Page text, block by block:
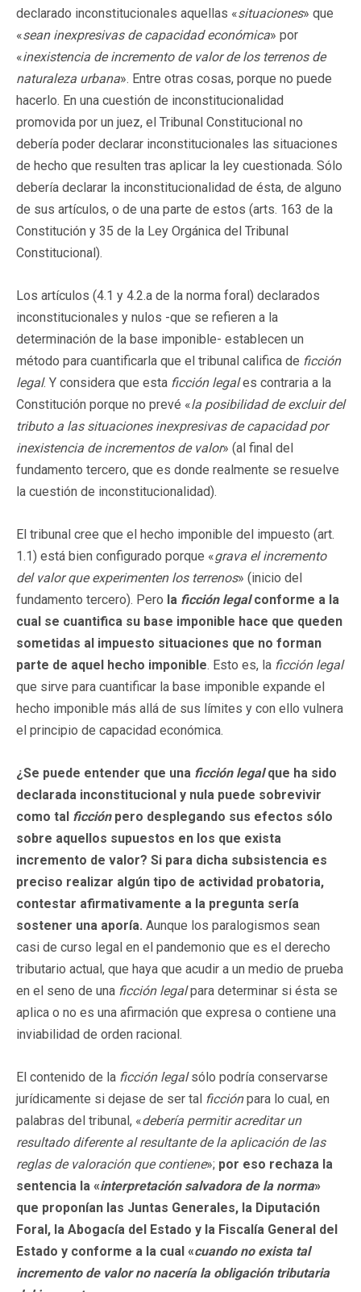
declarado inconstitucionales aquellas «situaciones» que
«sean inexpresivas de capacidad económica» por
«inexistencia de incremento de valor de los terrenos de
naturaleza urbana». Entre otras cosas, porque no puede
hacerlo. En una cuestión de inconstitucionalidad
promovida por un juez, el Tribunal Constitucional no
debería poder declarar inconstitucionales las situaciones
de hecho que resulten tras aplicar la ley cuestionada. Sólo
debería declarar la inconstitucionalidad de ésta, de alguno
de sus artículos, o de una parte de estos (arts. 163 de la
Constitución y 35 de la Ley Orgánica del Tribunal
Constitucional).
Los artículos (4.1 y 4.2.a de la norma foral) declarados
inconstitucionales y nulos -que se refieren a la
determinación de la base imponible- establecen un
método para cuantificarla que el tribunal califica de ficción
legal. Y considera que esta ficción legales contraria a la
Constitución porque no prevé «la posibilidad de excluir del
tributo a las situaciones inexpresivas de capacidad por
inexistencia de incrementos de valor» (al final del
fundamento tercero, que es donde realmente se resuelve
la cuestión de inconstitucionalidad).
El tribunal cree que el hecho imponible del impuesto (art.
1.1) está bien configurado porque «grava el incremento
del valor que experimenten los terrenos» (inicio del
fundamento tercero). Pero la ficción legalconforme a la
cual se cuantifica su base imponible hace que queden
sometidas al impuesto situaciones que no forman
parte de aquel hecho imponible. Esto es, la ficción legal
que sirve para cuantificar la base imponible expande el
hecho imponible más allá de sus límites y con ello vulnera
el principio de capacidad económica.
¿Se puede entender que una ficción legalque ha sido
declarada inconstitucional y nula puede sobrevivir
como tal ficciónpero desplegando sus efectos sólo
sobre aquellos supuestos en los que exista
incremento de valor? Si para dicha subsistencia es
preciso realizar algún tipo de actividad probatoria,
contestar afirmativamente a la pregunta sería
sostener una aporía. Aunque los paralogismos sean
casi de curso legal en el pandemonio que es el derecho
tributario actual, que haya que acudir a un medio de prueba
en el seno de una ficción legalpara determinar si ésta se
aplica o no es una afirmación que expresa o contiene una
inviabilidad de orden racional.
El contenido de la ficción legalsólo podría conservarse
jurídicamente si dejase de ser tal ficciónpara lo cual, en
palabras del tribunal, «debería permitir acreditar un
resultado diferente al resultante de la aplicación de las
reglas de valoración que contiene»; por eso rechaza la
sentencia la «interpretación salvadora de la norma»
que proponían las Juntas Generales, la Diputación
Foral, la Abogacía del Estado y la Fiscalía General del
Estado y conforme a la cual «cuando no exista tal
incremento de valor no nacería la obligación tributaria